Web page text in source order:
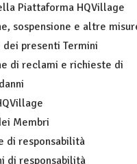
Piattaforma HQVillage
sospensione e altre
presenti Termini
di reclami e richieste di
Membri
di responsabilità
di responsabilità